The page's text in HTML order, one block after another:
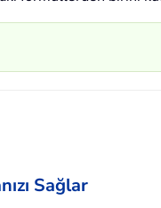
Sağlar